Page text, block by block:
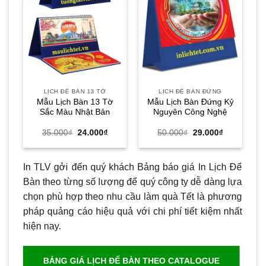
LỊCH ĐỂ BÀN 13 TỜ
Mẫu Lịch Bàn 13 Tờ
Sắc Màu Nhật Bản
35.000₫ Giá
là:
24.000₫Giá
tại
24.000₫.
LỊCH ĐỂ BÀN ĐỨNG
Mẫu Lịch Bàn Đứng Kỷ
Nguyên Công Nghệ
50.000₫ Giá
là:
29.000₫Giá
tại
29.000₫.
In TLV gởi đến quý khách Bảng báo giá In Lịch Để
Bàn theo từng số lượng để quý công ty dễ dàng lựa
chọn phù hợp theo nhu cầu làm quà Tết là phương
pháp quảng cáo hiệu quả với chi phí tiết kiệm nhất
hiện nay.
BẢNG GIÁ LỊCH ĐỂ BÀN THEO CATALOGUE